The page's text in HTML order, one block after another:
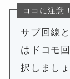
ココに注意！
サブ回線
はドコモ
択しましょ